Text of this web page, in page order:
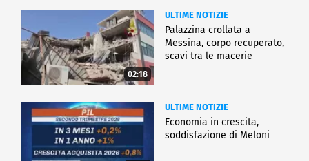
02:18
ULTIME NOTIZIE
Palazzina crollata a
Messina, corpo recuperato,
scavi tra le macerie
ULTIME NOTIZIE
Economia in crescita,
soddisfazione di Meloni